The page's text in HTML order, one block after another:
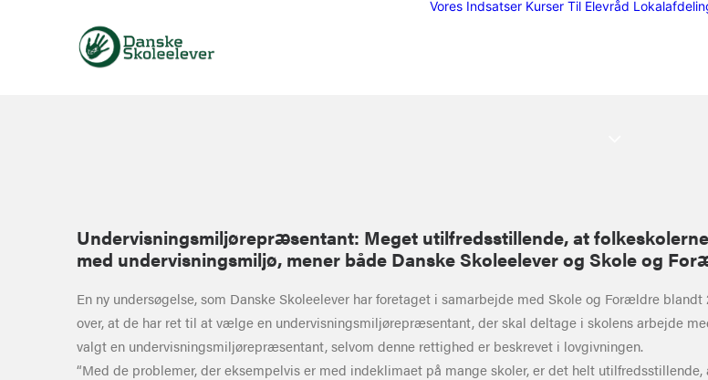
Vores Indsatser Kurser Til Elevråd
Undervisningsmiljørepræsentant: Meget utilfredsstillende, at
med undervisningsmiljø, mener både Danske Skoleelever og Skole og
En ny undersøgelse, som Danske Skoleelever har foretaget i samarbejde med Skole og Forældre
over, at de har ret til at vælge en undervisningsmiljørepræsentant, der skal deltage i skolens arbejde
valgt en undervisningsmiljørepræsentant, selvom denne rettighed er beskrevet i lovgivningen.
“Med de problemer, der eksempelvis er med indeklimaet på mange skoler, er det helt